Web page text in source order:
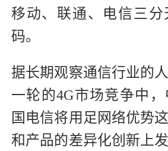
移动、联通、电信三
码。
据长期观察通信行业的
一轮的4G市场竞争中
国电信将用足网络优势
和产品的差异化创新上